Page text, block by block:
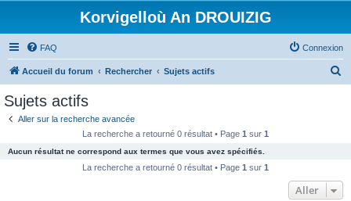
Korvigelloù An DROUIZIG
FAQ Connexion
Accueil du forum Rechercher Sujets actifs
c
Sujets actifs
Aller sur la recherche avancée
La recherche a retourné 0 résultat • Page 1 sur 1
Aucun résultat ne correspond aux termes que vous avez spécifiés.
La recherche a retourné 0 résultat • Page 1 sur 1
Aller